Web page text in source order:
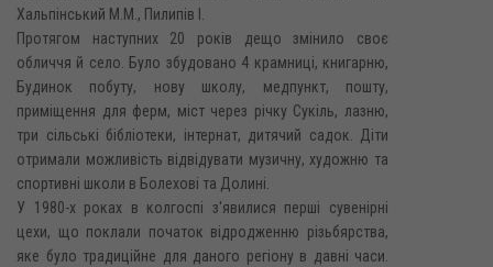
Хальпінський М.М., Пилипів І.
Протягом наступних 20 років дещо змінило своє
обличчя й село. Було збудовано 4 крамниці, книгарню,
Будинок побуту, нову школу, медпункт, пошту,
приміщення для ферм, міст через річку Сукіль, лазню,
три сільські бібліотеки, інтернат, дитячий садок. Діти
отримали можливість відвідувати музичну, художню та
спортивні школи в Болехові та Долині.
У 1980-х роках в колгоспі з'явилися перші сувенірні
цехи, що поклали початок відродженню різьбярства,
яке було традиційне для даного регіону в давні часи.